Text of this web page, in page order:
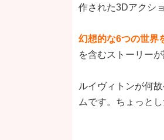
作された3Dアクシ
幻想的な6つの世界
を含むストーリー
ルイヴィトンが何
ムです。ちょっと